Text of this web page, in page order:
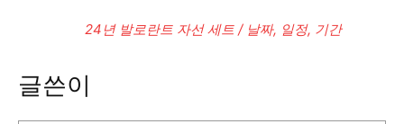
24년 발로란트 자선 세트 / 날짜, 일정, 기간
글쓴이